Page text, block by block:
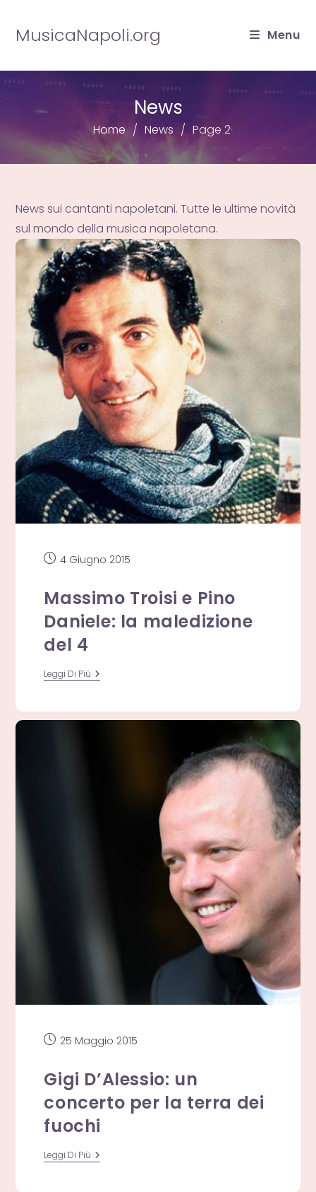
contenuto
MusicaNapoli.org Menu
News
Home News Page 2
News sui cantanti napoletani. Tutte le ultime novità
sul mondo della musica napoletana.
Articolo
4 Giugno 2015
Massimo Troisi e Pino
Daniele: la maledizione
del 4
Leggi Di Più Massimo
Troisi
Pino
Daniele:
Articolo
25 Maggio 2015
Gigi D’Alessio: un
concerto per la terra dei
fuochi
Leggi Di Più Gigi
D’Alessio: